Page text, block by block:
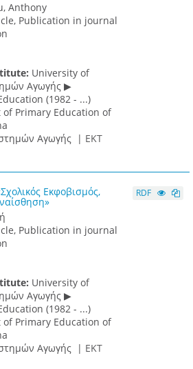
Anthony
Publication in journal
University of
Αγωγής ▶
(1982 - ...)
Primary Education of
Αγωγής | ΕΚΤ
Εκφοβισμός,
Publication in journal
University of
Αγωγής ▶
(1982 - ...)
Primary Education of
Αγωγής | ΕΚΤ
RDF